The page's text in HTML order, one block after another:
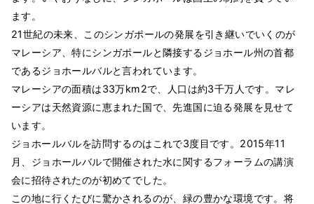
ます。
21世紀の未来、このシンガポールの発展を引き継いでいくのが
マレーシア、特にシンガポールと隣接するジョホール州の首都
であるジョホールバルと言われています。
マレーシアの面積は33万km2で、人口は約3千万人です。マレ
ーシアは天然資源に恵まれた国で、先進国に迫る発展を見せて
います。
ジョホールバルを訪問するのはこれで3度目です。2015年11
月、ジョホールバルで開催された水に関するフォーラムの講演
会に招待されたのが初めてでした。
この地に行くたびに驚かされるのが、緑の豊かな環境です。将